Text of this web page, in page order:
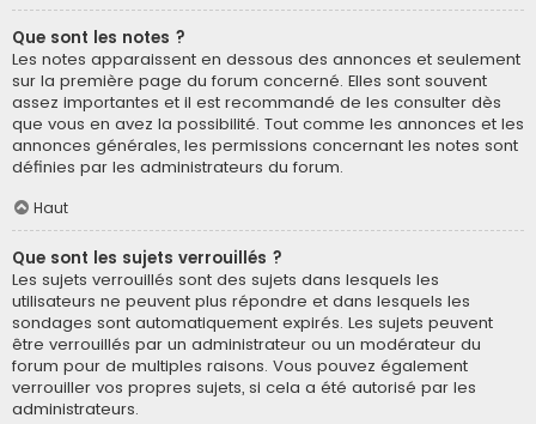
Que sont les notes ?
Les notes apparaissent en dessous des annonces et seulement
sur la première page du forum concerné. Elles sont souvent
assez importantes et il est recommandé de les consulter dès
que vous en avez la possibilité. Tout comme les annonces et les
annonces générales, les permissions concernant les notes sont
définies par les administrateurs du forum.
Haut
Que sont les sujets verrouillés ?
Les sujets verrouillés sont des sujets dans lesquels les
utilisateurs ne peuvent plus répondre et dans lesquels les
sondages sont automatiquement expirés. Les sujets peuvent
être verrouillés par un administrateur ou un modérateur du
forum pour de multiples raisons. Vous pouvez également
verrouiller vos propres sujets, si cela a été autorisé par les
administrateurs.